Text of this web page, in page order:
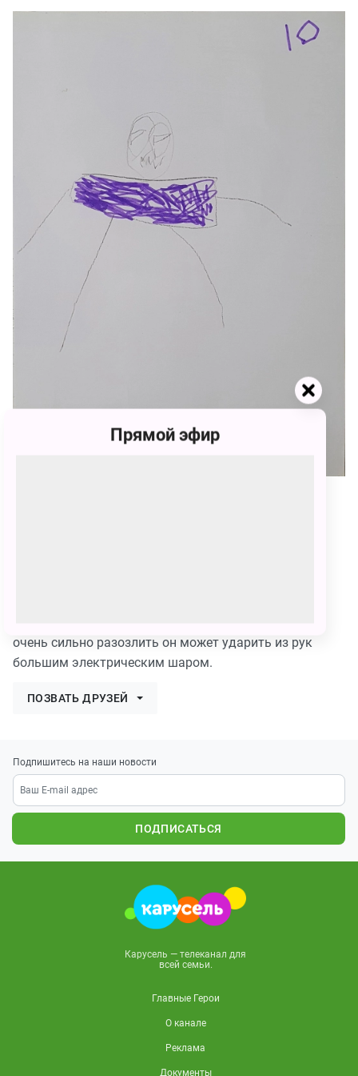
очень сильно разозлить он может ударить из рук
большим электрическим шаром.
ПОЗВАТЬ ДРУЗЕЙ
Подпишитесь на наши новости
ПОДПИСАТЬСЯ
Карусель — телеканал для
всей семьи.
Главные Герои
О канале
Реклама
Документы
Прямой эфир